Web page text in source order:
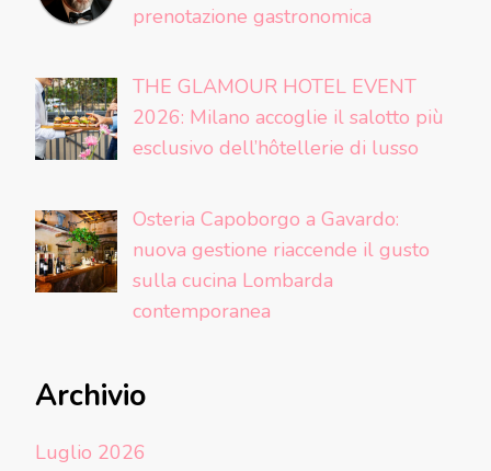
prenotazione gastronomica
THE GLAMOUR HOTEL EVENT
2026: Milano accoglie il salotto più
esclusivo dell’hôtellerie di lusso
Osteria Capoborgo a Gavardo:
nuova gestione riaccende il gusto
sulla cucina Lombarda
contemporanea
Archivio
Luglio 2026